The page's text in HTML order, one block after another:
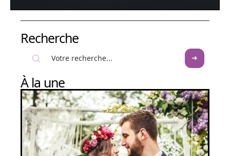
Recherche
À la une